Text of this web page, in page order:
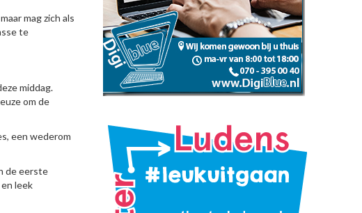
mag zich als
te
middag.
om de
een wederom
de eerste
leek